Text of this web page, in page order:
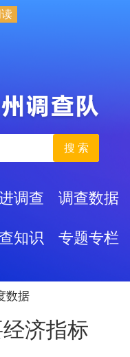
搜 索
调查 调查数据
知识 专题专栏
数据
济指标